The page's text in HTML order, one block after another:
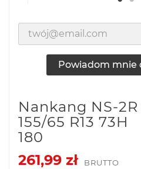
Powiadom mnie
Nankang NS-2R
155/65 R13 73H
180
261,99 zł
BRUTTO